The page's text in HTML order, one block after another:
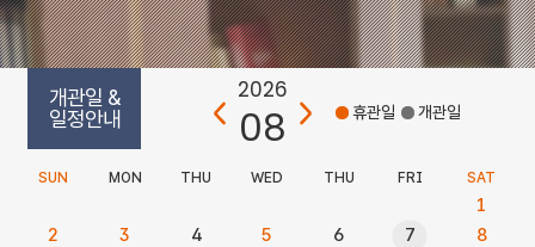
개관일 &
일정안내
2026
08 휴관일 개관일
SUN MON THU WED THU FRI SAT
1
2
3 4 5 6 7
8